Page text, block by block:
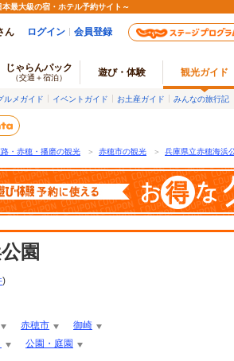
最大級の宿・ホテル予約サイト～
ん ログイン 会員登録
じゃらんパック
（交通＋宿泊） 遊び・体験 観光ガイド
ルメガイド イベントガイド お土産ガイド みんなの旅行記
・赤穂・播磨の観光 ＞ 赤穂市の観光 ＞ 兵庫県立赤穂海浜
園
)
赤穂市
御崎
公園・庭園